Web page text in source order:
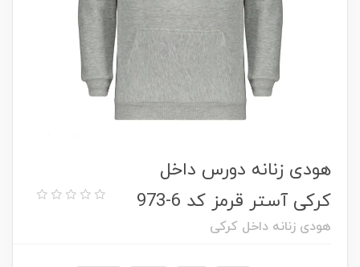
هودی زنانه دورس داخل
کرکی آستر قرمز کد 6-973
هودی زنانه داخل کرکی